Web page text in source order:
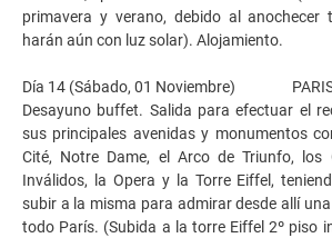
primavera y verano, debido al anochecer
harán aún con luz solar). Alojamiento.
Día 14 (Sábado, 01 Noviembre)
Desayuno buffet. Salida para efectuar el
sus principales avenidas y monumentos
Cité, Notre Dame, el Arco de Triunfo, los
Inválidos, la Opera y la Torre Eiffel,
subir a la misma para admirar desde allí
todo París. (Subida a la torre Eiffel 2º piso